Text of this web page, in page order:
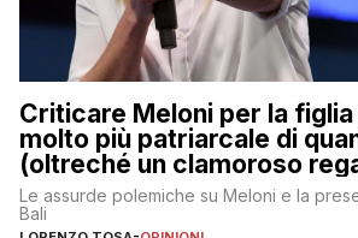
Criticare Meloni per la figlia
molto più patriarcale di
(oltreché un clamoroso
Le assurde polemiche su Meloni e la
Bali